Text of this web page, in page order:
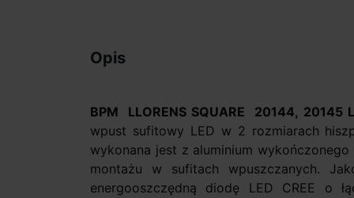
Opis
BPM LLORENS SQUARE 20144, 20145
wpust sufitowy LED w 2 rozmiarach
wykonana jest z aluminium
montażu w sufitach wpuszczanych.
energooszczędną diodę LED CREE o